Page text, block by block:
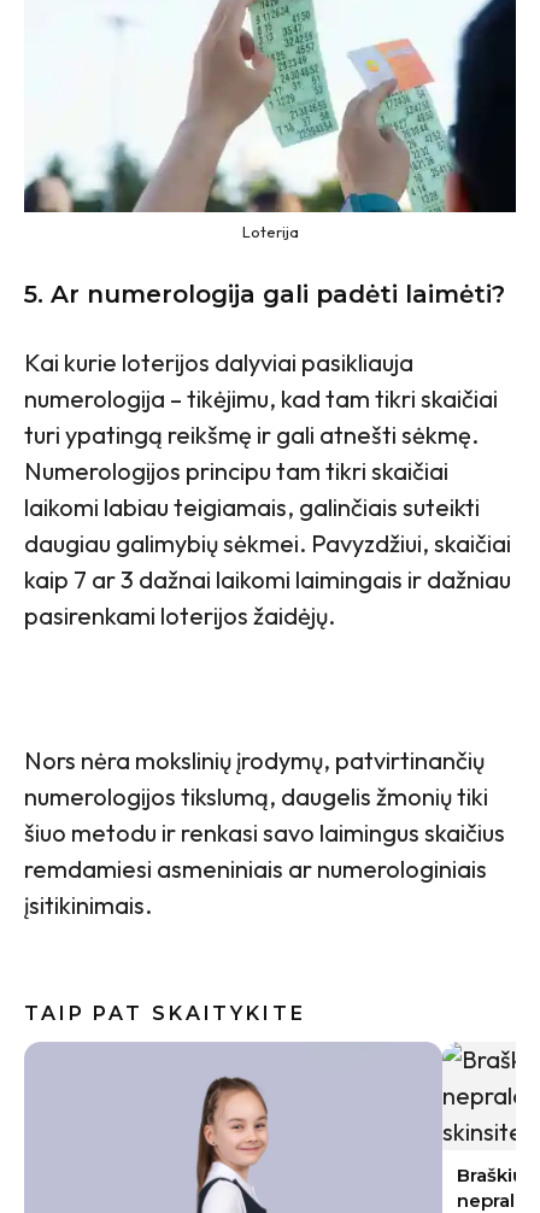
Loterija
5. Ar numerologija gali padėti laimėti?
Kai kurie loterijos dalyviai pasikliauja
numerologija – tikėjimu, kad tam tikri skaičiai
turi ypatingą reikšmę ir gali atnešti sėkmę.
Numerologijos principu tam tikri skaičiai
laikomi labiau teigiamais, galinčiais suteikti
daugiau galimybių sėkmei. Pavyzdžiui, skaičiai
kaip 7 ar 3 dažnai laikomi laimingais ir dažniau
pasirenkami loterijos žaidėjų.
Nors nėra mokslinių įrodymų, patvirtinančių
numerologijos tikslumą, daugelis žmonių tiki
šiuo metodu ir renkasi savo laimingus skaičius
remdamiesi asmeniniais ar numerologiniais
įsitikinimais.
TAIP PAT SKAITYKITE
Braškių sodinimas rugpjūtį 2026:
nepraleiskite šių datų – kitąmet skinsite